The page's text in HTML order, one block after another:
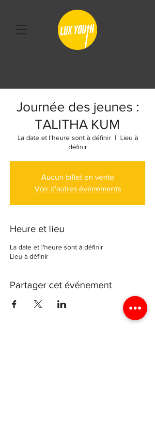
Journée des jeunes :
TALITHA KUM
La date et l'heure sont à définir
  |
Lieu à
définir
Aucun billet en vente
Voir d'autres événements
Heure et lieu
La date et l'heure sont à définir
Lieu à définir
Partager cet événement